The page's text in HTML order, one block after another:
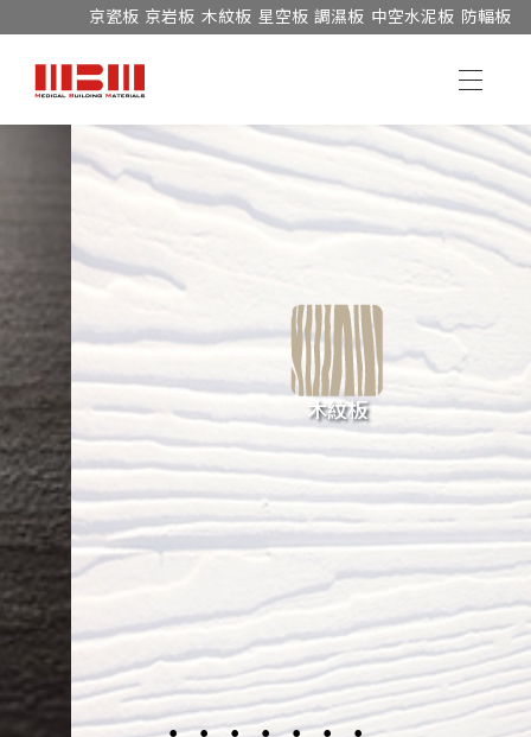
京瓷板 京岩板 木紋板 星空板 調濕板 中空水泥板 防輻板
木紋板